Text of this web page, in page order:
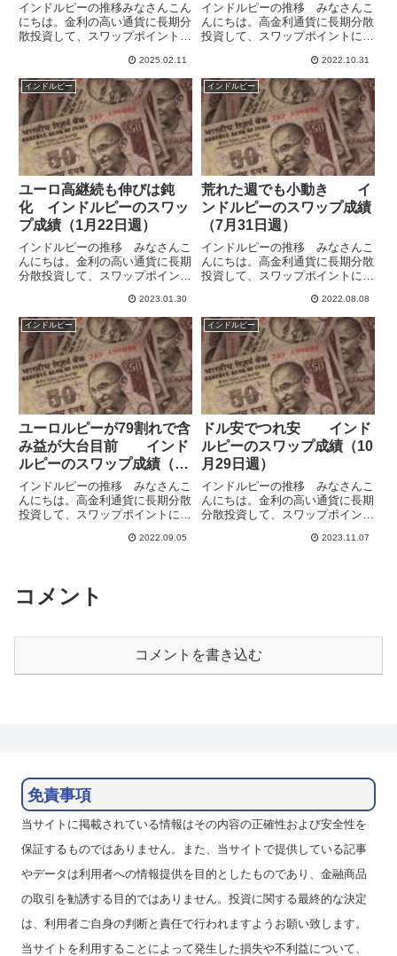
インドルピーの推移みなさんこん
にちは。金利の高い通貨に長期分
散投資して、スワップポイントに
毎週自身の記録もかねてブログで
毎週運用の報告をしています。イ
ンドルピーはドルと連動してい
て、両通貨はとても似た動きをし
ま...
2025.02.11
インドルピーの推移 みなさんこ
んにちは。高金利通貨に長期分散
投資して、スワップポイントによ
ドル・英ポンド・メキシコペソ・
南アフリカランド・トルコリラ・
ブラジルレアル・インドルピー・
ポーランドズロチ・チェココル
ナ...
2022.10.31
インドルピー
ユーロ高継続も伸びは鈍
化 インドルピーのスワッ
プ成績（1月22日週）
インドルピーの推移 みなさんこ
んにちは。金利の高い通貨に長期
分散投資して、スワップポイント
す。米ドル・メキシコペソ・南ア
フリカランド・トルコリラ・ブラ
ジルレアル・インドルピー・ポー
ランドズロチ・チェココルナ・ハ
ン...
2023.01.30
インドルピー
荒れた週でも小動き イ
ンドルピーのスワップ成績
（7月31日週）
インドルピーの推移 みなさんこ
んにちは。高金利通貨に長期分散
投資して、スワップポイントによ
ーロ/インドルピーはスワポは少
なめですが、比較的ボラティリテ
ィ低めとなっているので、スワポ
運用向きと考えています。イン
ド...
2022.08.08
インドルピー
ユーロルピーが79割れで含
み益が大台目前 インド
ルピーのスワップ成績（8
月28日週）
インドルピーの推移 みなさんこ
んにちは。高金利通貨に長期分散
投資して、スワップポイントによ
ーロ/インドルピーは分散に有効
が、為替介入をしているようで米
ド...
2022.09.05
インドルピー
ドル安でつれ安 インド
ルピーのスワップ成績（10
月29日週）
インドルピーの推移 みなさんこ
んにちは。金利の高い通貨に長期
分散投資して、スワップポイント
す。米ドル・ユーロ・メキシコペ
2023.11.07
コメント
コメントを書き込む
免責事項
当サイトに掲載されている情報はその内容の正確性および安全性を
保証するものではありません。また、当サイトで提供している記事
やデータは利用者への情報提供を目的としたものであり、金融商品
の取引を勧誘する目的ではありません。投資に関する最終的な決定
は、利用者ご自身の判断と責任で行われますようお願い致します。
当サイトを利用することによって発生した損失や不利益について、